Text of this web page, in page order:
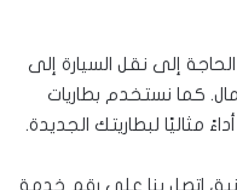
إلى نقل السيارة إلى
كما نستخدم بطاريات
مثاليًا لبطاريتك الجديدة.
اتصل بنا على رقم خدمة